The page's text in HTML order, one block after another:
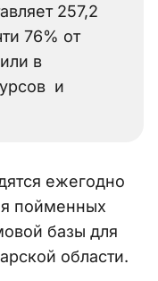
257,2
76% от
в
и
ежегодно
пойменных
базы для
области.